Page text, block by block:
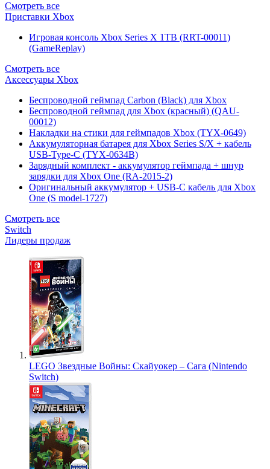
Смотреть все
Приставки Xbox
Игровая консоль Xbox Series X 1TB (RRT-00011)
(GameReplay)
Смотреть все
Аксессуары Xbox
Беспроводной геймпад Carbon (Black) для Xbox
Беспроводной геймпад для Xbox (красный) (QAU-
00012)
Накладки на стики для геймпадов Xbox (TYX-0649)
Аккумуляторная батарея для Xbox Series S/X + кабель
USB-Type-C (TYX-0634B)
Зарядный комплект - аккумулятор геймпада + шнур
зарядки для Xbox One (RA-2015-2)
Оригинальный аккумулятор + USB-C кабель для Xbox
One (S model-1727)
Смотреть все
Switch
Лидеры продаж
LEGO Звездные Войны: Скайуокер – Сага (Nintendo
Switch)